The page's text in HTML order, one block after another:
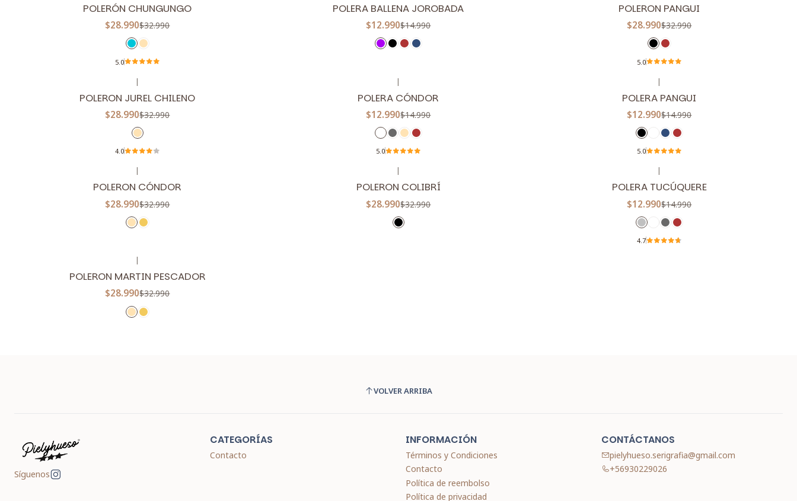
POLERÓN CHUNGUNGO
$28.990$32.990
5.0
POLERA BALLENA JOROBADA
$12.990$14.990
POLERON PANGUI
$28.990$32.990
5.0
|
POLERON JUREL CHILENO
$28.990$32.990
4.0
|
POLERA CÓNDOR
$12.990$14.990
5.0
|
POLERA PANGUI
$12.990$14.990
5.0
|
POLERON CÓNDOR
$28.990$32.990
|
POLERON COLIBRÍ
$28.990$32.990
|
POLERA TUCÚQUERE
$12.990$14.990
4.7
|
POLERON MARTIN PESCADOR
$28.990$32.990
VOLVER ARRIBA
Síguenos
CATEGORÍAS
Contacto
INFORMACIÓN
Términos y Condiciones
Contacto
Política de reembolso
Política de privacidad
CONTÁCTANOS
pielyhueso.serigrafia@gmail.com
+56930229026